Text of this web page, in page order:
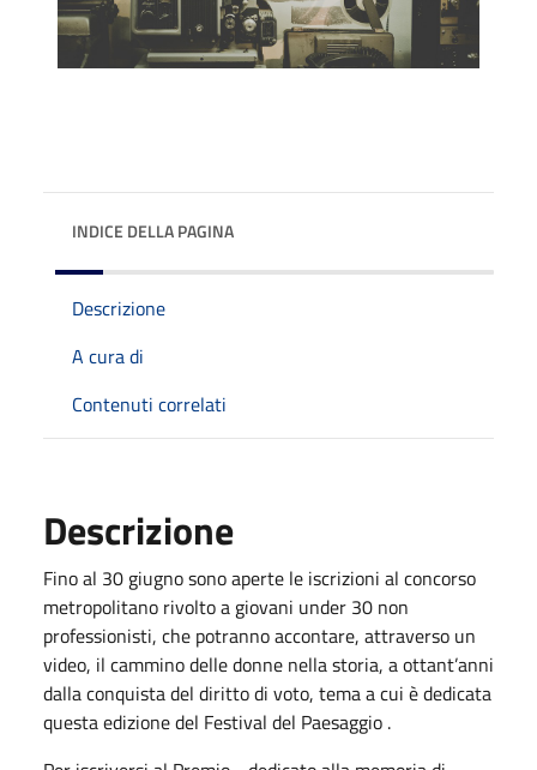
INDICE DELLA PAGINA
Descrizione
A cura di
Contenuti correlati
Descrizione
Fino al 30 giugno sono aperte le iscrizioni al concorso
metropolitano rivolto a giovani under 30 non
professionisti, che potranno accontare, attraverso un
video, il cammino delle donne nella storia, a ottant’anni
dalla conquista del diritto di voto, tema a cui è dedicata
questa edizione del Festival del Paesaggio .